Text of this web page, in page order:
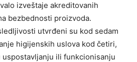
izveštaje akreditovanih
bezbednosti proizvoda.
utvrđeni su kod sedam
higijenskih uslova kod četiri,
ili funkcionisanju